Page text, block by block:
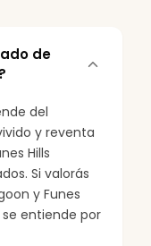
de
del
y reventa
Hills
Si valorás
y Funes
entiende por